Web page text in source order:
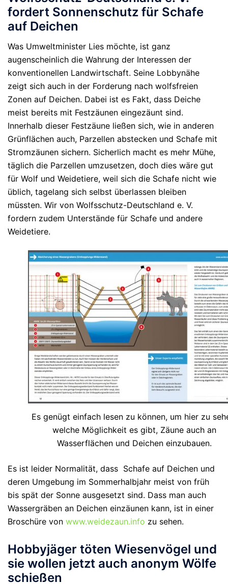
fordert Sonnenschutz für Schafe
auf Deichen
Was Umweltminister Lies möchte, ist ganz
augenscheinlich die Wahrung der Interessen der
konventionellen Landwirtschaft. Seine Lobbynähe
zeigt sich auch in der Forderung nach wolfsfreien
Zonen auf Deichen. Dabei ist es Fakt, dass Deiche
meist bereits mit Festzäunen eingezäunt sind.
Innerhalb dieser Festzäune ließen sich, wie in anderen
Grünflächen auch, Parzellen abstecken und Schafe mit
Stromzäunen sichern. Sicherlich macht es mehr Mühe,
täglich die Parzellen umzusetzen, doch dies wäre gut
für Wolf und Weidetiere, weil sich die Schafe nicht wie
üblich, tagelang sich selbst überlassen bleiben
müssten. Wir von Wolfsschutz-Deutschland e. V.
fordern zudem Unterstände für Schafe und andere
Weidetiere.
Es genügt einfach lesen zu können, um hier zu
welche Möglichkeit es gibt, Zäune auch an
Wasserflächen und Deichen einzubauen.
Es ist leider Normalität, dass Schafe auf Deichen und
deren Umgebung im Sommerhalbjahr meist von früh
bis spät der Sonne ausgesetzt sind. Dass man auch
Wassergräben an Deichen einzäunen kann, ist in einer
Broschüre von www.weidezaun.info zu sehen.
Hobbyjäger töten Wiesenvögel und
sie wollen jetzt auch anonym Wölfe
schießen